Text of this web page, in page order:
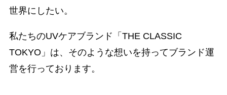
世界にしたい。
私たちのUVケアブランド「THE CLASSIC
TOKYO」は、そのような想いを持ってブランド運
営を行っております。